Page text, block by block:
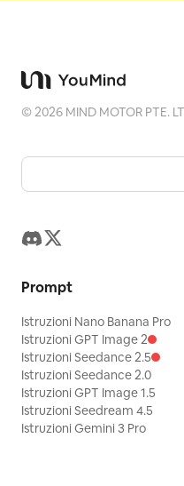
©2026 MIND MOTOR PTE.
Prompt
Istruzioni Nano Banana Pro
Istruzioni GPT Image 2
Istruzioni Seedance 2.5
Istruzioni Seedance 2.0
Istruzioni GPT Image 1.5
Istruzioni Seedream 4.5
Istruzioni Gemini 3 Pro